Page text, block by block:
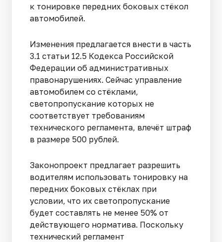
к тонировке передних боковых стёкол
автомобилей.
Изменения предлагается внести в часть
3.1 статьи 12.5 Кодекса Российской
Федерации об административных
правонарушениях. Сейчас управление
автомобилем со стёклами,
светопропускание которых не
соответствует требованиям
технического регламента, влечёт штраф
в размере 500 рублей.
Законопроект предлагает разрешить
водителям использовать тонировку на
передних боковых стёклах при
условии, что их светопропускание
будет составлять не менее 50% от
действующего норматива. Поскольку
технический регламент